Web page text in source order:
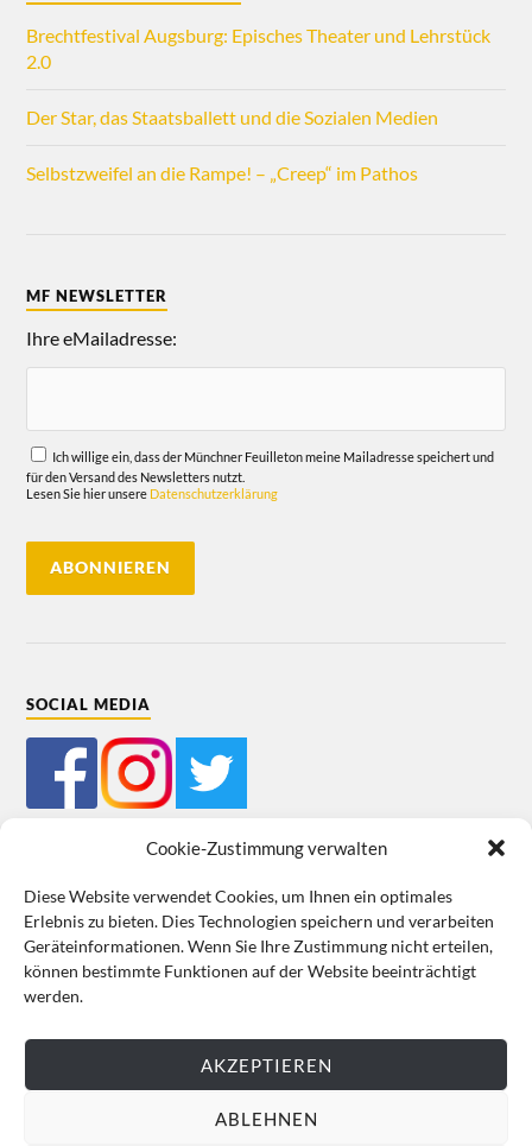
Cookie-Zustimmung verwalten
Diese Website verwendet Cookies, um Ihnen ein optimales
Erlebnis zu bieten. Dies Technologien speichern und verarbeiten
Geräteinformationen. Wenn Sie Ihre Zustimmung nicht erteilen,
können bestimmte Funktionen auf der Website beeinträchtigt
werden.
AKZEPTIEREN
ABLEHNEN
Brechtfestival Augsburg: Episches Theater und Lehrstück
2.0
Der Star, das Staatsballett und die Sozialen Medien
Selbstzweifel an die Rampe! – „Creep“ im Pathos
MF NEWSLETTER
Ihre eMailadresse:
Ich willige ein, dass der Münchner Feuilleton meine Mailadresse speichert und
für den Versand des Newsletters nutzt.
Lesen Sie hier unsere Datenschutzerklärung
SOCIAL MEDIA
Mein Bestellkonto Kundeninformationen Datenschutz
Cookie-Richtlinie (EU) Impressum
VERTRAG WIDERRUFEN